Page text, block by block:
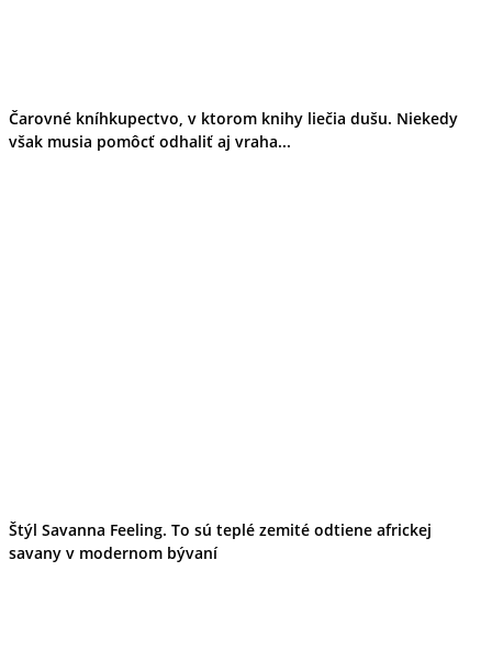
Čarovné kníhkupectvo, v ktorom knihy liečia dušu. Niekedy
však musia pomôcť odhaliť aj vraha...
Štýl Savanna Feeling. To sú teplé zemité odtiene africkej
savany v modernom bývaní